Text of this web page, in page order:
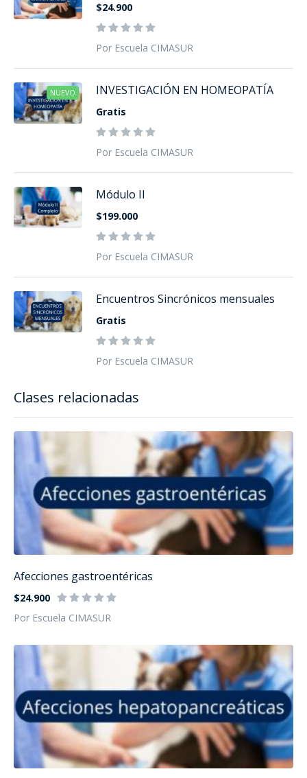
Clases relacionadas
Afecciones gastroentéricas
$24.900
Por Escuela CIMASUR
$24.900
Por Escuela CIMASUR
NUEVO INVESTIGACIÓN EN HOMEOPATÍA
Gratis
Por Escuela CIMASUR
Módulo II
$199.000
Por Escuela CIMASUR
Encuentros Sincrónicos mensuales
Gratis
Por Escuela CIMASUR